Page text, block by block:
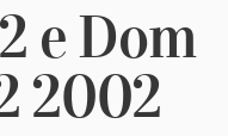
e Dom
2002